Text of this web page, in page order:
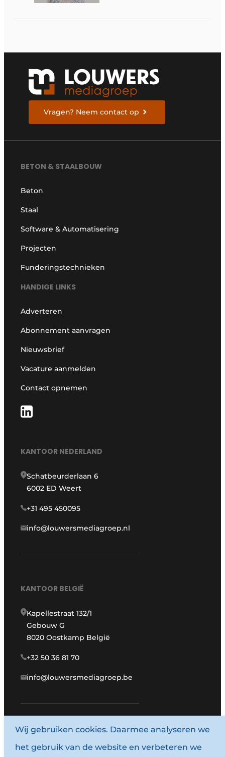
Vragen? Neem contact op
BETON & STAALBOUW
Beton
Staal
Software & Automatisering
Projecten
Funderingstechnieken
HANDIGE LINKS
Adverteren
Abonnement aanvragen
Nieuwsbrief
Vacature aanmelden
Contact opnemen
KANTOOR NEDERLAND
Schatbeurderlaan 6
6002 ED Weert
+31 495 450095
info@louwersmediagroep.nl
KANTOOR BELGIË
Kapellestraat 132/1
Gebouw G
8020 Oostkamp België
+32 50 36 81 70
info@louwersmediagroep.be
www.louwersmediagroep.com
© 1987 - 2026 Louwersmediagroep.
Wij gebruiken cookies. Daarmee analyseren we
het gebruik van de website en verbeteren we